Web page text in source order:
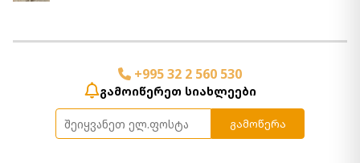
+995 32 2 560 530
გამოიწერეთ სიახლეები
გამოწერა